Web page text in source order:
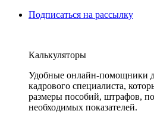
Подписаться на рассылку
Калькуляторы
Удобные онлайн-помощники
кадрового специалиста,
размеры пособий, штрафов,
необходимых показателей.